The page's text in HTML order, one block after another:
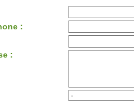
:
: